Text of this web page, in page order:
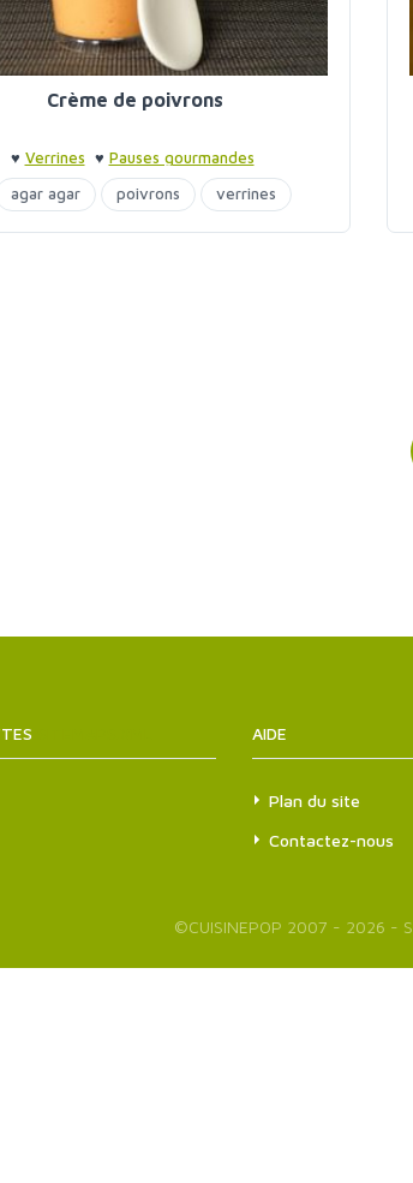
Crème de poivrons
♥ Verrines ♥ Pauses gourmandes
agar agar
poivrons verrines
AIDE
Plan du site
Contactez-nous
©CUISINEPOP 2007 - 2026 -